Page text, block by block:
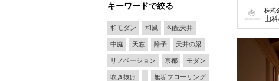
キーワードで絞る
和モダン 和風 勾配天井
中庭 天窓 障子 天井の梁
リノベーション 京都 モダン
吹き抜け 無垢フローリング
株式
山